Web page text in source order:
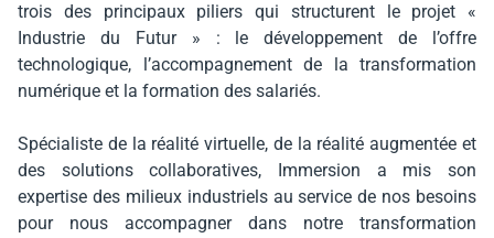
trois des principaux piliers qui structurent le projet «
Industrie du Futur » : le développement de l’offre
technologique, l’accompagnement de la transformation
numérique et la formation des salariés.
Spécialiste de la réalité virtuelle, de la réalité augmentée et
des solutions collaboratives, Immersion a mis son
expertise des milieux industriels au service de nos besoins
pour nous accompagner dans notre transformation